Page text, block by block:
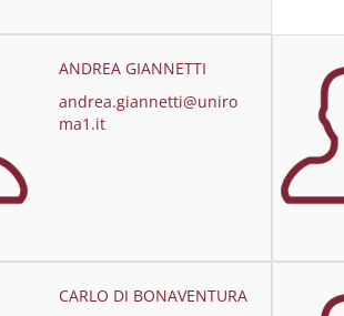
ANDREA GIANNETTI
andrea.giannetti@uniro
ma1.it
CARLO DI BONAVENTURA